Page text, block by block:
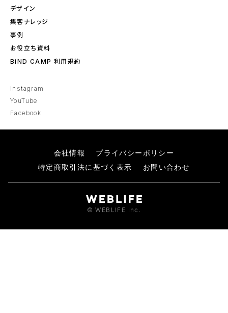
デザイン
集客ナレッジ
事例
お役立ち資料
BiND CAMP 利用規約
Instagram
YouTube
Facebook
会社情報
プライバシーポリシー
特定商取引法に基づく表示
お問い合わせ
© WEBLIFE Inc.